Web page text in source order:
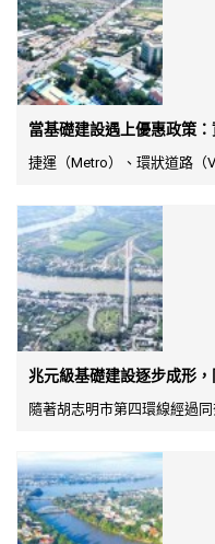
當基礎建設遇上優惠政策
捷運（Metro）、環狀道路（
兆元級基礎建設逐步成形
隨著胡志明市第四環線經過